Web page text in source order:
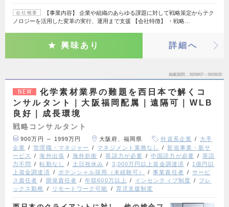
会社概要
【事業内容】 企業や組織のあらゆる課題に対して戦略策定からテク
ノロジーを活用した変革の実行、運用まで支援 【会社特徴】 ・戦略…
興味あり 詳細へ
掲載期間 26/08/07～26/08/20
NEW
化学素材業界の難題を西日本で解くコ
ンサルタント｜大阪福岡配属｜遠隔可｜WLB
良好｜成長環境
戦略コンサルタント
900万円 ～ 1999万円 大阪府、福岡県 外資系企業
大手
企業
管理職・マネジャー マネジメント業務なし
新規事業・新サ
ービス
海外出張 海外折衝 英語力が必要 中国語力が必要
英語
力不問
転勤なし 土日祝休み 3,000万円以上資金調達済
1億円以
上資金調達済
ポテンシャル採用（未経験可） 事業責任者
サービ
ス責任者
開発責任者 年収600万以上 インセンティブ制度
フレ
ックス勤務
リモートワーク可能 育児支援制度